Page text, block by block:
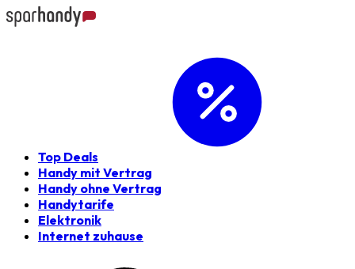
Top Deals
Handy mit Vertrag
Handy ohne Vertrag
Handytarife
Elektronik
Internet zuhause